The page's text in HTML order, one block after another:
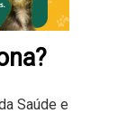
Saúde e